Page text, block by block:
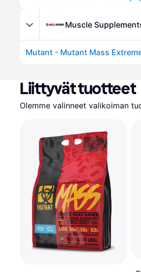
Muscle
Mutant - Mutant Mass
Liittyvät tuotteet
Olemme valinneet valikoiman